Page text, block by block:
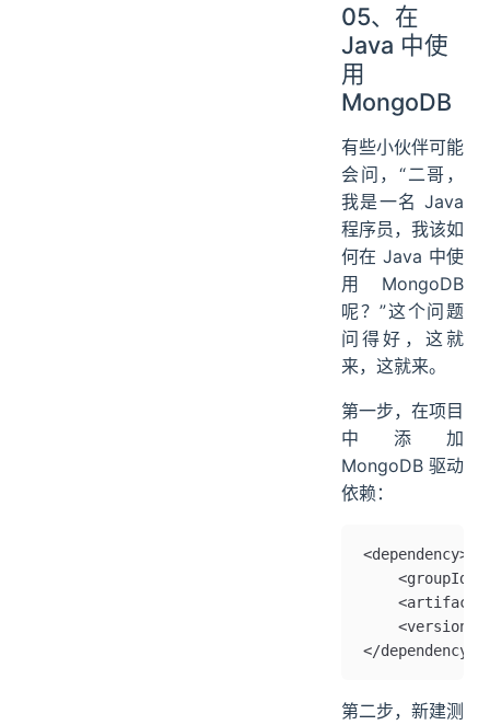
05、在
Java 中使
用
MongoDB
有些小伙伴可能
会问，“二哥，
我是一名 Java
程序员，我该如
何在 Java 中使
用 MongoDB
呢？”这个问题
问得好，这就
来，这就来。
第一步，在项目
中添加
MongoDB 驱动
依赖：
<dependency>
</dependency>
第二步，新建测